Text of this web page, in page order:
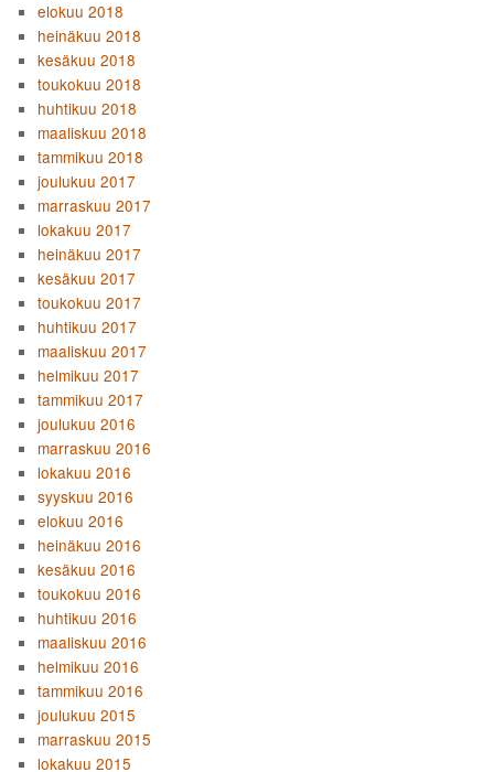
elokuu 2018
heinäkuu 2018
kesäkuu 2018
toukokuu 2018
huhtikuu 2018
maaliskuu 2018
tammikuu 2018
joulukuu 2017
marraskuu 2017
lokakuu 2017
heinäkuu 2017
kesäkuu 2017
toukokuu 2017
huhtikuu 2017
maaliskuu 2017
helmikuu 2017
tammikuu 2017
joulukuu 2016
marraskuu 2016
lokakuu 2016
syyskuu 2016
elokuu 2016
heinäkuu 2016
kesäkuu 2016
toukokuu 2016
huhtikuu 2016
maaliskuu 2016
helmikuu 2016
tammikuu 2016
joulukuu 2015
marraskuu 2015
lokakuu 2015